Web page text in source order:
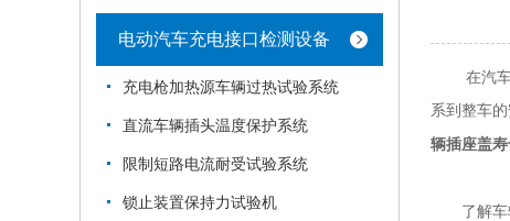
电动汽车充电接口检测设备
充电枪加热源车辆过热试验系统
直流车辆插头温度保护系统
限制短路电流耐受试验系统
锁止装置保持力试验机
在汽车制
系到整车
辆插座盖
了解车辆